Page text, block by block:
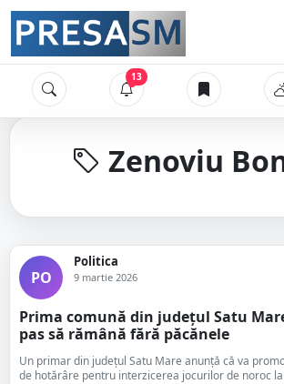
13
Zenoviu
PO
Politica
9 martie 2026
Prima comună din județul Satu
pas să rămână fără păcănele
Un primar din județul Satu Mare anunță că va
de hotărâre pentru interzicerea jocurilor de noroc